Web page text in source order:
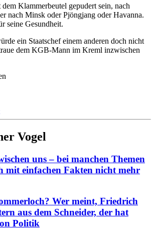
Klammerbeutel gepudert sein, nach
nach Minsk oder Pjöngjang oder Havanna.
seine Gesundheit.
ein Staatschef einem anderen doch nicht
dem KGB-Mann im Kreml inzwischen
Vogel
uns – bei manchen Themen
mit einfachen Fakten nicht mehr
Wer meint, Friedrich
aus dem Schneider, der hat
Politik